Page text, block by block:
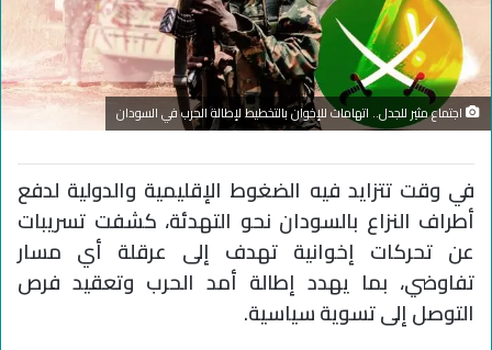
اجتماع مثير للجدل.. اتهامات للإخوان بالتخطيط لإطالة الحرب في السودان
في وقت تتزايد فيه الضغوط الإقليمية والدولية لدفع
أطراف النزاع بالسودان نحو التهدئة، كشفت تسريبات
عن تحركات إخوانية تهدف إلى عرقلة أي مسار
تفاوضي، بما يهدد إطالة أمد الحرب وتعقيد فرص
التوصل إلى تسوية سياسية.